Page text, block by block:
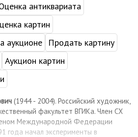
антиквариата
картин
аукционе
Продать картину
Аукцион картин
(1944 - 2004). Российский художник,
факультет ВГИКа. Член СХ
Международной Федерации
года начал эксперименты в